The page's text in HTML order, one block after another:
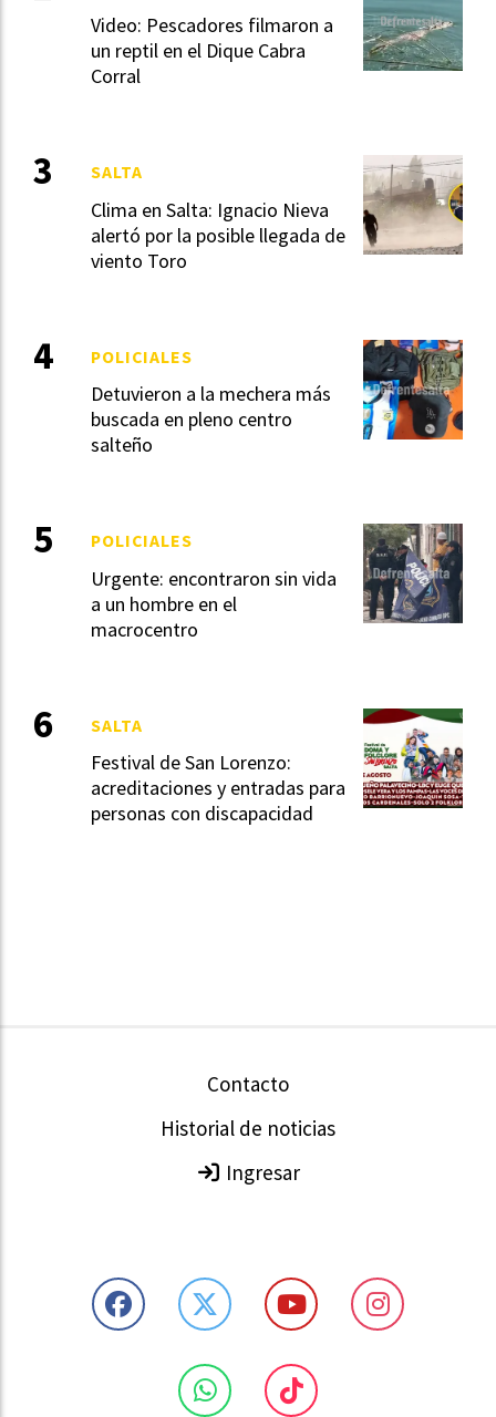
Video: Pescadores filmaron a
un reptil en el Dique Cabra
Corral
Clima en Salta: Ignacio Nieva
alertó por la posible llegada de
viento Toro
SALTA
Detuvieron a la mechera más
buscada en pleno centro
salteño
POLICIALES
Urgente: encontraron sin vida
a un hombre en el
macrocentro
POLICIALES
Festival de San Lorenzo:
acreditaciones y entradas para
personas con discapacidad
SALTA
Contacto
Historial de noticias
Ingresar